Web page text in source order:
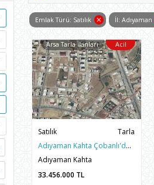
Emlak Türü: Satılık İl: Adıyaman
Arsa Tarla İlanları Acil
Satılık
Tarla
Adıyaman Kahta Çobanlı'da AVM Yanı Satılık 2.788 m² İmarlı Arsa
Adıyaman Kahta
33.456.000 TL